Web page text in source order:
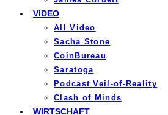
VIDEO
All Video
Sacha Stone
CoinBureau
Saratoga
Podcast Veil-of-Reality
Clash of Minds
WIRTSCHAFT